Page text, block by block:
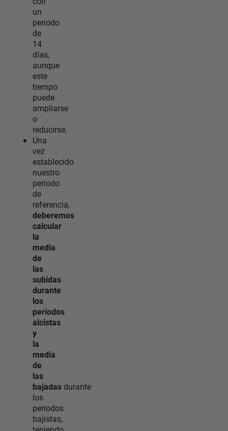
un
periodo
de
14
días,
aunque
este
tiempo
puede
ampliarse
o
reducirse.
Una
vez
establecido
nuestro
periodo
de
referencia,
deberemos
calcular
la
media
de
las
subidas
durante
los
periodos
alcistas
y
la
media
de
las
bajadas durante
los
periodos
bajistas,